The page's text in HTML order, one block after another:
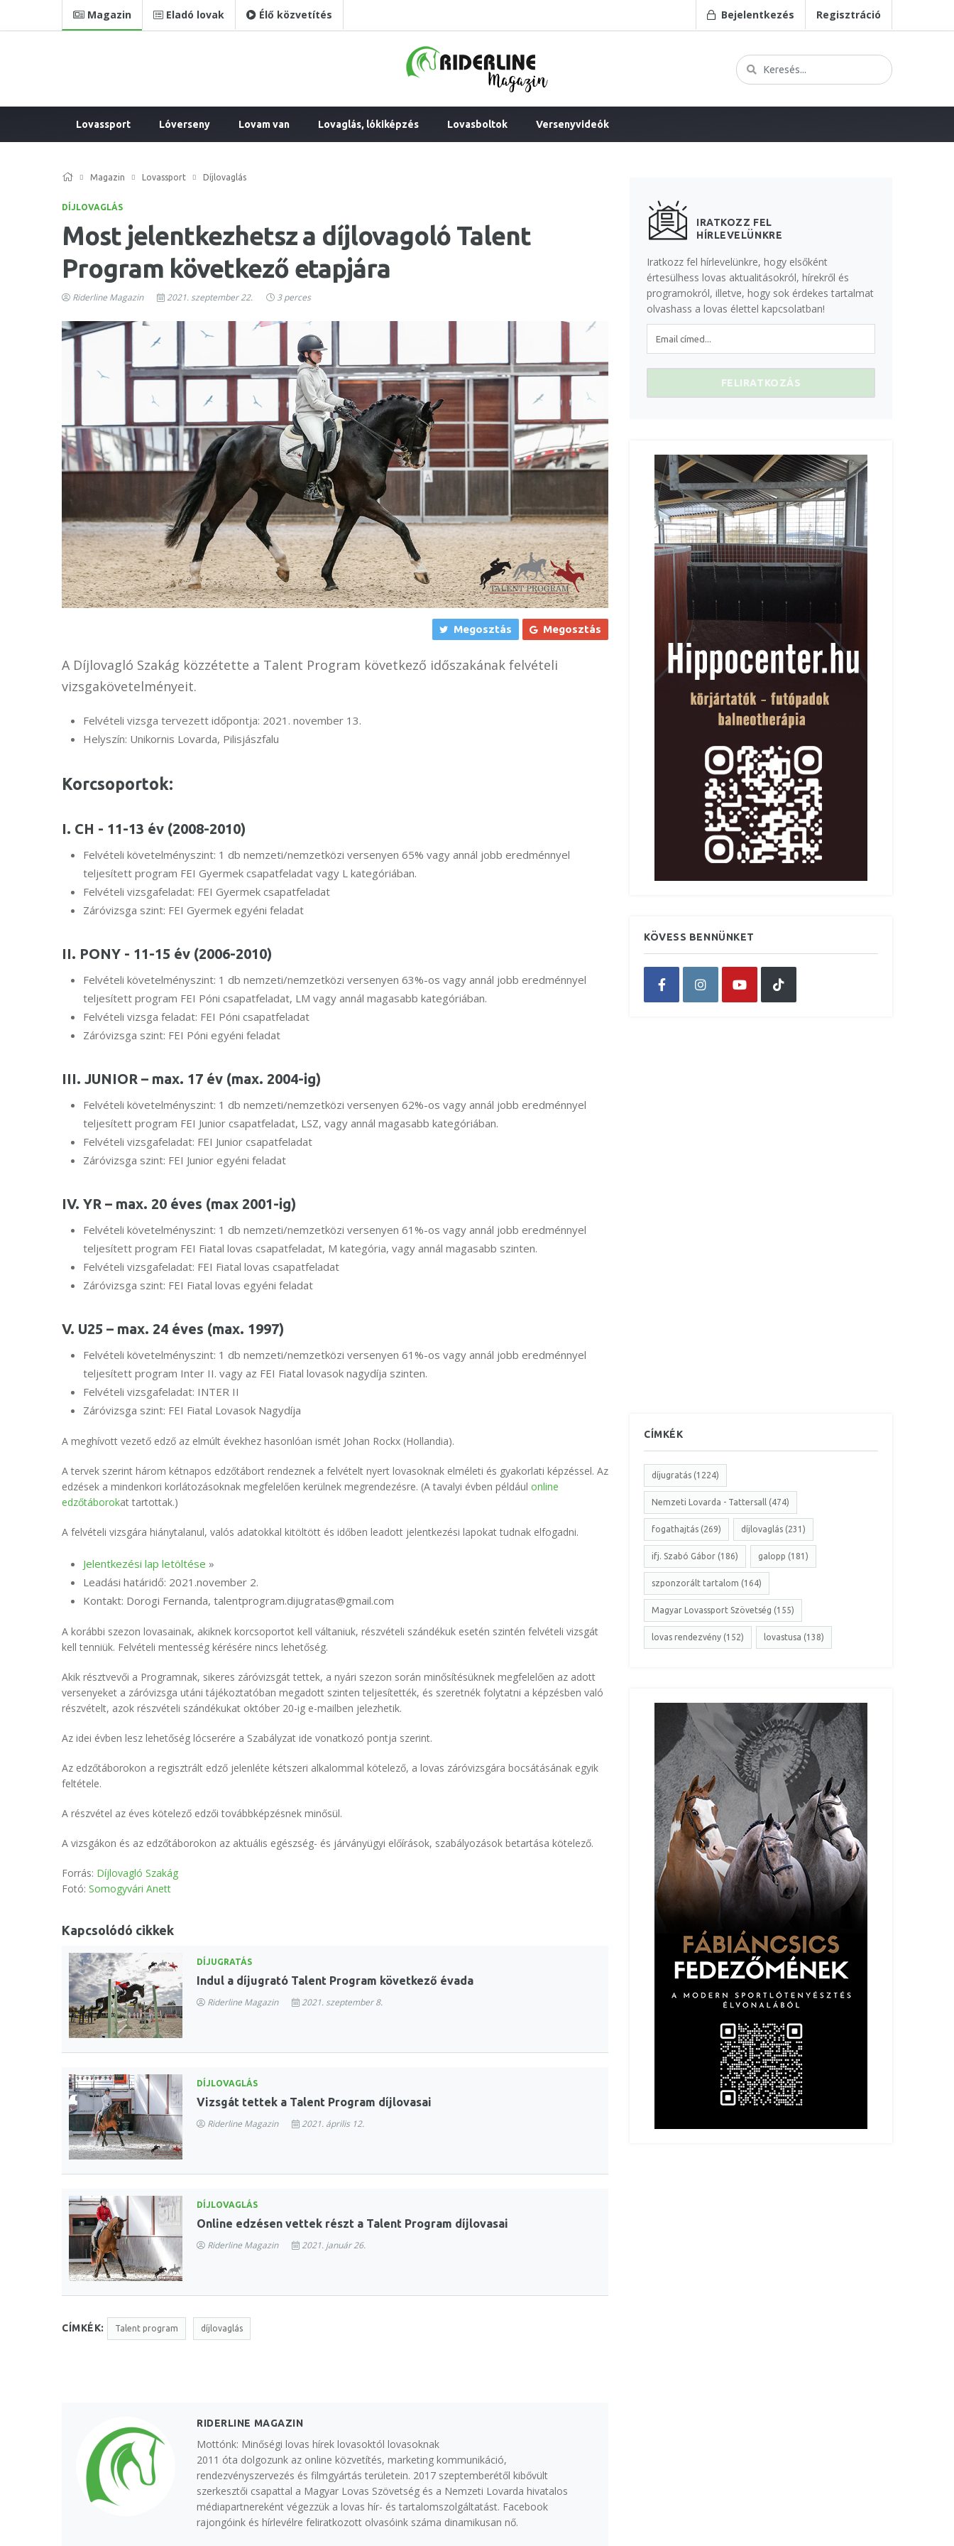
Magazin Eladó lovak Élő közvetítés Bejelentkezés Regisztráció
Lovassport Lóverseny Lovam van Lovaglás, lókiképzés Lovasboltok Versenyvideók
Magazin Lovassport Díjlovaglás
DÍJLOVAGLÁS
Most jelentkezhetsz a díjlovagoló Talent
Program következő etapjára
Riderline Magazin 2021. szeptember 22. 3 perces
Megosztás Megosztás
A Díjlovagló Szakág közzétette a Talent Program következő időszakának felvételi
vizsgakövetelményeit.
Felvételi vizsga tervezett időpontja: 2021. november 13.
Helyszín: Unikornis Lovarda, Pilisjászfalu
Korcsoportok:
I. CH - 11-13 év (2008-2010)
Felvételi követelményszint: 1 db nemzeti/nemzetközi versenyen 65% vagy annál jobb eredménnyel
teljesített program FEI Gyermek csapatfeladat vagy L kategóriában.
Felvételi vizsgafeladat: FEI Gyermek csapatfeladat
Záróvizsga szint: FEI Gyermek egyéni feladat
II. PONY - 11-15 év (2006-2010)
Felvételi követelményszint: 1 db nemzeti/nemzetközi versenyen 63%-os vagy annál jobb eredménnyel
teljesített program FEI Póni csapatfeladat, LM vagy annál magasabb kategóriában.
Felvételi vizsga feladat: FEI Póni csapatfeladat
Záróvizsga szint: FEI Póni egyéni feladat
III. JUNIOR – max. 17 év (max. 2004-ig)
Felvételi követelményszint: 1 db nemzeti/nemzetközi versenyen 62%-os vagy annál jobb eredménnyel
teljesített program FEI Junior csapatfeladat, LSZ, vagy annál magasabb kategóriában.
Felvételi vizsgafeladat: FEI Junior csapatfeladat
Záróvizsga szint: FEI Junior egyéni feladat
IV. YR – max. 20 éves (max 2001-ig)
Felvételi követelményszint: 1 db nemzeti/nemzetközi versenyen 61%-os vagy annál jobb eredménnyel
teljesített program FEI Fiatal lovas csapatfeladat, M kategória, vagy annál magasabb szinten.
Felvételi vizsgafeladat: FEI Fiatal lovas csapatfeladat
Záróvizsga szint: FEI Fiatal lovas egyéni feladat
V. U25 – max. 24 éves (max. 1997)
Felvételi követelményszint: 1 db nemzeti/nemzetközi versenyen 61%-os vagy annál jobb eredménnyel
teljesített program Inter II. vagy az FEI Fiatal lovasok nagydíja szinten.
Felvételi vizsgafeladat: INTER II
Záróvizsga szint: FEI Fiatal Lovasok Nagydíja
A meghívott vezető edző az elmúlt évekhez hasonlóan ismét Johan Rockx (Hollandia).
A tervek szerint három kétnapos edzőtábort rendeznek a felvételt nyert lovasoknak elméleti és gyakorlati képzéssel. Az
edzések a mindenkori korlátozásoknak megfelelően kerülnek megrendezésre. (A tavalyi évben például online
edzőtáborokat tartottak.)
A felvételi vizsgára hiánytalanul, valós adatokkal kitöltött és időben leadott jelentkezési lapokat tudnak elfogadni.
Jelentkezési lap letöltése »
Leadási határidő: 2021.november 2.
Kontakt: Dorogi Fernanda, talentprogram.dijugratas@gmail.com
A korábbi szezon lovasainak, akiknek korcsoportot kell váltaniuk, részvételi szándékuk esetén szintén felvételi vizsgát
kell tenniük. Felvételi mentesség kérésére nincs lehetőség.
Akik résztvevői a Programnak, sikeres záróvizsgát tettek, a nyári szezon során minősítésüknek megfelelően az adott
versenyeket a záróvizsga utáni tájékoztatóban megadott szinten teljesítették, és szeretnék folytatni a képzésben való
részvételt, azok részvételi szándékukat október 20-ig e-mailben jelezhetik.
Az idei évben lesz lehetőség lócserére a Szabályzat ide vonatkozó pontja szerint.
Az edzőtáborokon a regisztrált edző jelenléte kétszeri alkalommal kötelező, a lovas záróvizsgára bocsátásának egyik
feltétele.
A részvétel az éves kötelező edzői továbbképzésnek minősül.
A vizsgákon és az edzőtáborokon az aktuális egészség- és járványügyi előírások, szabályozások betartása kötelező.
Forrás: Díjlovagló Szakág
Fotó: Somogyvári Anett
Kapcsolódó cikkek
DÍJUGRATÁS
Indul a díjugrató Talent Program következő évada
Riderline Magazin 2021. szeptember 8.
DÍJLOVAGLÁS
Vizsgát tettek a Talent Program díjlovasai
Riderline Magazin 2021. április 12.
DÍJLOVAGLÁS
Online edzésen vettek részt a Talent Program díjlovasai
Riderline Magazin 2021. január 26.
CÍMKÉK: Talent program díjlovaglás
RIDERLINE MAGAZIN
Mottónk: Minőségi lovas hírek lovasoktól lovasoknak
2011 óta dolgozunk az online közvetítés, marketing kommunikáció,
rendezvényszervezés és filmgyártás területein. 2017 szeptemberétől kibővült
szerkesztői csapattal a Magyar Lovas Szövetség és a Nemzeti Lovarda hivatalos
médiapartnereként végezzük a lovas hír- és tartalomszolgáltatást. Facebook
rajongóink és hírlevélre feliratkozott olvasóink száma dinamikusan nő.
IRATKOZZ FEL
HÍRLEVELÜNKRE
Iratkozz fel hírlevelünkre, hogy elsőként
értesülhess lovas aktualitásokról, hírekről és
programokról, illetve, hogy sok érdekes tartalmat
olvashass a lovas élettel kapcsolatban!
KÖVESS BENNÜNKET
CÍMKÉK
díjugratás (1224)
Nemzeti Lovarda - Tattersall (474)
fogathajtás (269) díjlovaglás (231)
ifj. Szabó Gábor (186) galopp (181)
szponzorált tartalom (164)
Magyar Lovassport Szövetség (155)
lovas rendezvény (152) lovastusa (138)